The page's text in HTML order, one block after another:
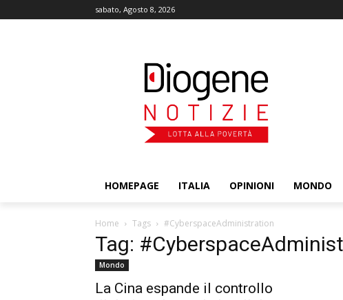
sabato, Agosto 8, 2026
HOMEPAGE ITALIA OPINIONI MONDO
Home Tags #CyberspaceAdministration
Tag:
Mondo
La Cina espande il controllo